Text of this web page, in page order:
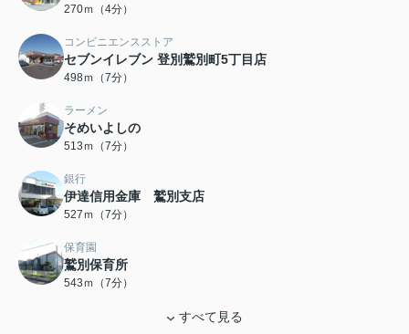
270ｍ（4分）
コンビニエンスストア
セブンイレブン 登別鷲別町5丁目店
498ｍ（7分）
ラーメン
そめいよしの
513ｍ（7分）
銀行
伊達信用金庫 鷲別支店
527ｍ（7分）
保育園
鷲別保育所
543ｍ（7分）
すべて見る